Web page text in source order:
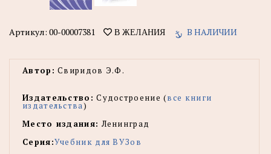
Артикул: 00-00007381 В ЖЕЛАНИЯ В НАЛИЧИИ
Автор: Свиридов Э.Ф.
Издательство: Судостроение (все книги
издательства)
Место издания: Ленинград
Серия:Учебник для ВУЗов